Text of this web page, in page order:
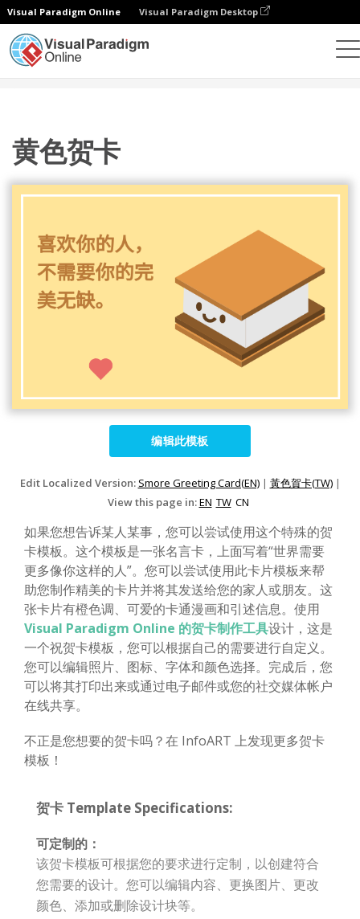
Visual Paradigm Online Visual Paradigm Desktop
黄色贺卡
编辑此模板
Edit Localized Version: Smore Greeting Card(EN)| 黃色賀卡(TW)|
View this page in:EN TW CN
如果您想告诉某人某事，您可以尝试使用这个特殊的贺
卡模板。这个模板是一张名言卡，上面写着“世界需要
更多像你这样的人”。您可以尝试使用此卡片模板来帮
助您制作精美的卡片并将其发送给您的家人或朋友。这
张卡片有橙色调、可爱的卡通漫画和引述信息。使用
Visual Paradigm Online 的贺卡制作工具设计，这是
一个祝贺卡模板，您可以根据自己的需要进行自定义。
您可以编辑照片、图标、字体和颜色选择。完成后，您
可以将其打印出来或通过电子邮件或您的社交媒体帐户
在线共享。
不正是您想要的贺卡吗？在 InfoART 上发现更多贺卡
模板！
贺卡 Template Specifications:
可定制的：
该贺卡模板可根据您的要求进行定制，以创建符合
您需要的设计。您可以编辑内容、更换图片、更改
颜色、添加或删除设计块等。